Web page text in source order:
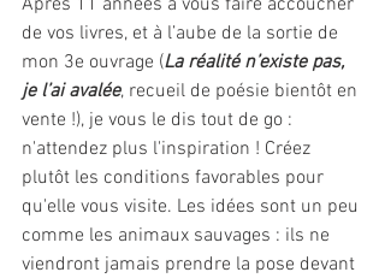
Après 11 années à vous faire accoucher
de vos livres, et à l’aube de la sortie de
mon 3e ouvrage (La réalité n’existe pas,
je l’ai avalée, recueil de poésie bientôt en
vente !), je vous le dis tout de go :
n'attendez plus l'inspiration ! Créez
plutôt les conditions favorables pour
qu'elle vous visite. Les idées sont un peu
comme les animaux sauvages : ils ne
viendront jamais prendre la pose devant